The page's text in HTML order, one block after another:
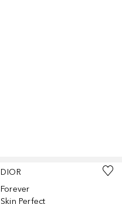
DIOR
Forever
Skin Perfect